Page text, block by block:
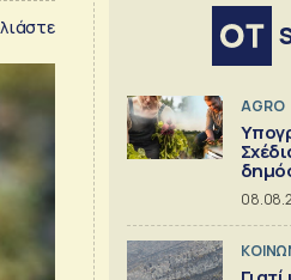
AGRO
εκατ.